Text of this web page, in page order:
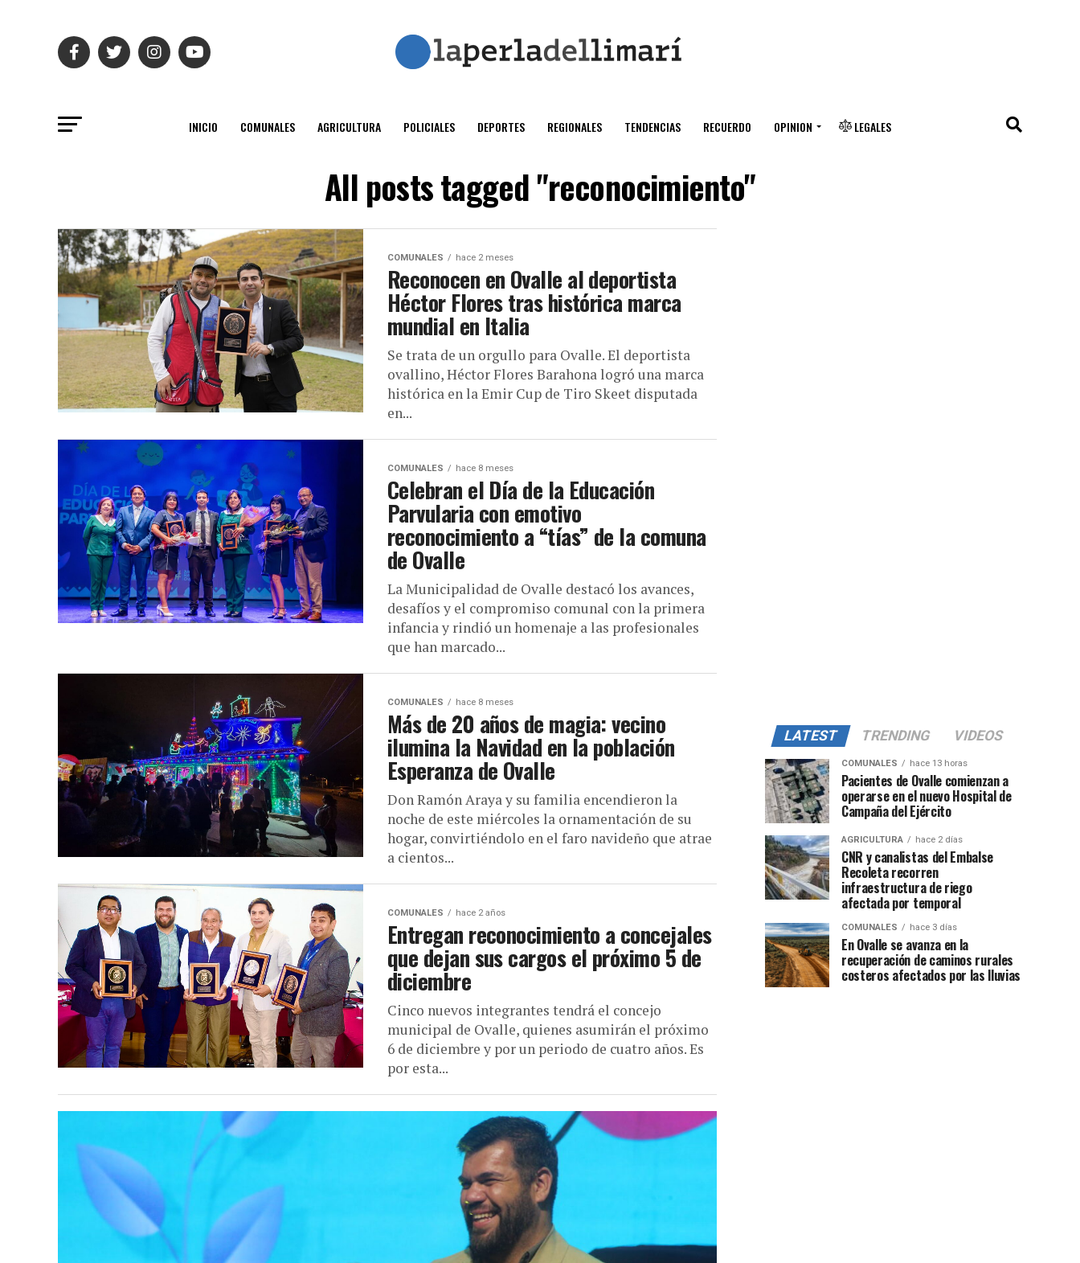
INICIO COMUNALES AGRICULTURA POLICIALES DEPORTES REGIONALES TENDENCIAS RECUERDO OPINION LEGALES
All posts tagged "reconocimiento"
COMUNALES hace 2 meses
Reconocen en Ovalle al deportista
Héctor Flores tras histórica marca
mundial en Italia
Se trata de un orgullo para Ovalle. El deportista
ovallino, Héctor Flores Barahona logró una marca
histórica en la Emir Cup de Tiro Skeet disputada
en...
COMUNALES hace 8 meses
Celebran el Día de la Educación
Parvularia con emotivo
reconocimiento a “tías” de la comuna
de Ovalle
La Municipalidad de Ovalle destacó los avances,
desafíos y el compromiso comunal con la primera
infancia y rindió un homenaje a las profesionales
que han marcado...
COMUNALES hace 8 meses
Más de 20 años de magia: vecino
ilumina la Navidad en la población
Esperanza de Ovalle
Don Ramón Araya y su familia encendieron la
noche de este miércoles la ornamentación de su
hogar, convirtiéndolo en el faro navideño que atrae
a cientos...
COMUNALES hace 2 años
Entregan reconocimiento a concejales
que dejan sus cargos el próximo 5 de
diciembre
Cinco nuevos integrantes tendrá el concejo
municipal de Ovalle, quienes asumirán el próximo
6 de diciembre y por un periodo de cuatro años. Es
por esta...
LATEST TRENDING VIDEOS
COMUNALES hace 13 horas
Pacientes de Ovalle comienzan a
operarse en el nuevo Hospital de
Campaña del Ejército
AGRICULTURA hace 2 días
CNR y canalistas del Embalse
Recoleta recorren
infraestructura de riego
afectada por temporal
COMUNALES hace 3 días
En Ovalle se avanza en la
recuperación de caminos rurales
costeros afectados por las lluvias